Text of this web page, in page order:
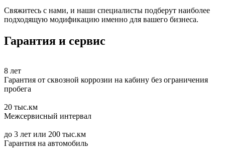
Свяжитесь с нами, и наши специалисты подберут наиболее
подходящую модификацию именно для вашего бизнеса.
Гарантия и сервис
8 лет
Гарантия от сквозной коррозии на кабину без ограничения
пробега
20 тыс.км
Межсервисный интервал
до 3 лет или 200 тыс.км
Гарантия на автомобиль